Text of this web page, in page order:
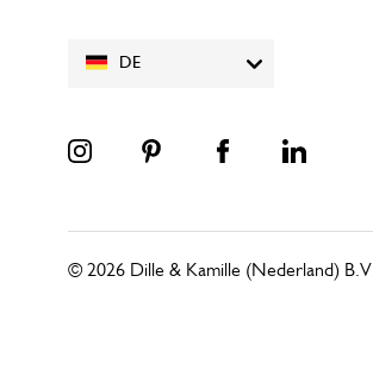
DE
© 2026 Dille & Kamille (Nederland) B.V.